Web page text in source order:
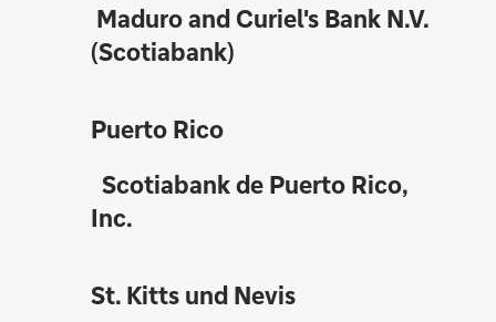
Maduro and Curiel's Bank N.V.
(Scotiabank)
Puerto Rico
Scotiabank de Puerto Rico,
Inc.
St. Kitts und Nevis